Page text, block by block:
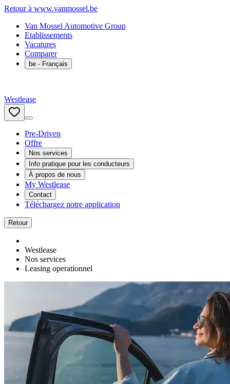
Retour à www.vanmossel.be
Van Mossel Automotive Group
Etablissements
Vacatures
Comparer
be - Français
Westlease
Pre-Driven
Offre
Nos services
Info pratique pour les conducteurs
À propos de nous
My Westlease
Contact
Téléchargez notre application
Retour
Westlease
Nos services
Leasing operationnel